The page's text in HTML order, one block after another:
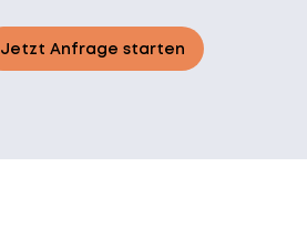
Jetzt Anfrage starten